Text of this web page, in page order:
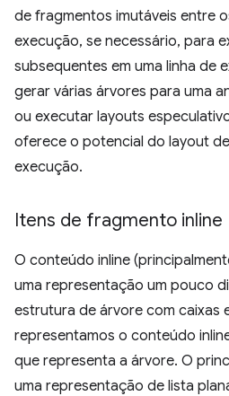
de fragmentos imutáveis entre
execução, se necessário, para
subsequentes em uma linha de
gerar várias árvores para uma
ou executar layouts
oferece o potencial do layout
execução.
Itens de fragmento inline
O conteúdo inline
uma representação um pouco
estrutura de árvore com caixas
representamos o conteúdo
que representa a árvore. O
uma representação de lista